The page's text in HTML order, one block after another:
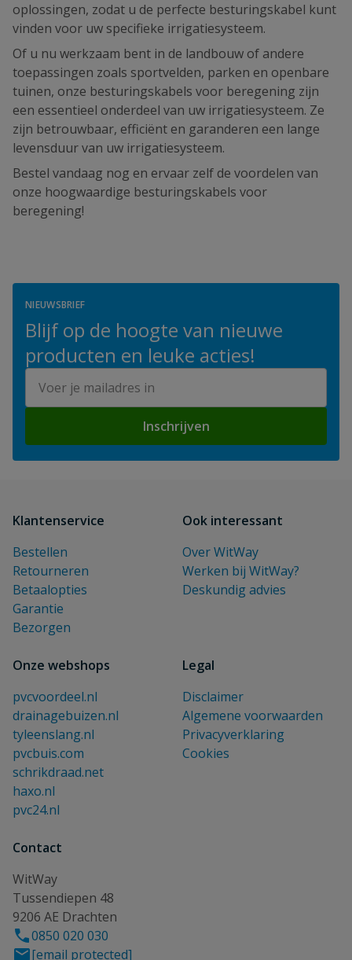
oplossingen, zodat u de perfecte besturingskabel kunt
vinden voor uw specifieke irrigatiesysteem.
Of u nu werkzaam bent in de landbouw of andere
toepassingen zoals sportvelden, parken en openbare
tuinen, onze besturingskabels voor beregening zijn
een essentieel onderdeel van uw irrigatiesysteem. Ze
zijn betrouwbaar, efficiënt en garanderen een lange
levensduur van uw irrigatiesysteem.
Bestel vandaag nog en ervaar zelf de voordelen van
onze hoogwaardige besturingskabels voor
beregening!
NIEUWSBRIEF
Blijf op de hoogte van nieuwe
producten en leuke acties!
Inschrijven
Klantenservice
Bestellen
Retourneren
Betaalopties
Garantie
Bezorgen
Ook interessant
Over WitWay
Werken bij WitWay?
Deskundig advies
Onze webshops
pvcvoordeel.nl
drainagebuizen.nl
tyleenslang.nl
pvcbuis.com
schrikdraad.net
haxo.nl
pvc24.nl
Legal
Disclaimer
Algemene voorwaarden
Privacyverklaring
Cookies
Contact
WitWay
Tussendiepen 48
9206 AE Drachten
0850 020 030
[email protected]